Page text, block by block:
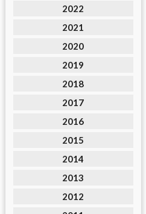
2022
2021
2020
2019
2018
2017
2016
2015
2014
2013
2012